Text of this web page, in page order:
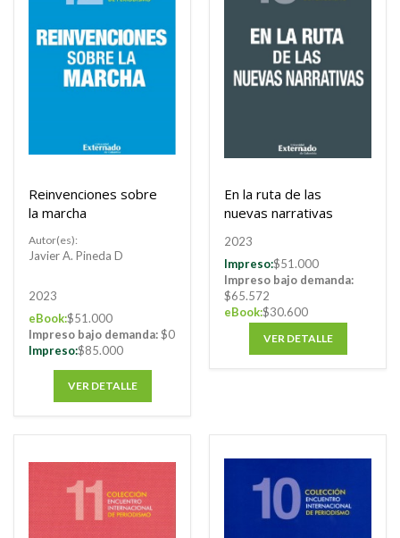
Reinvenciones sobre
la marcha
Autor(es):
Javier A. Pineda D
2023
eBook:$51.000
Impreso bajo demanda:$0
Impreso:$85.000
VER DETALLE
En la ruta de las
nuevas narrativas
2023
Impreso:$51.000
Impreso bajo demanda:
$65.572
eBook:$30.600
VER DETALLE